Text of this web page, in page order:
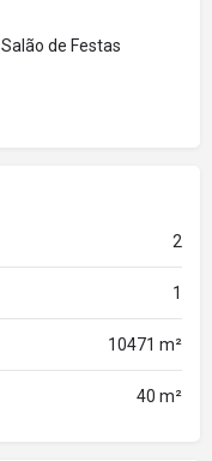
Salão de Festas
2
1
10471 m²
40 m²